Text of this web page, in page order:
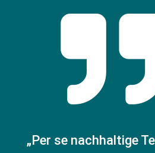
„Per se nachhaltige